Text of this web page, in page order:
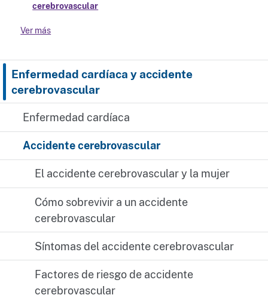
Enfermedad cardíaca y accidente
cerebrovascular
Enfermedad cardíaca
Accidente cerebrovascular
El accidente cerebrovascular y la mujer
Cómo sobrevivir a un accidente
cerebrovascular
Síntomas del accidente cerebrovascular
Factores de riesgo de accidente
cerebrovascular
cerebrovascular
Ver más